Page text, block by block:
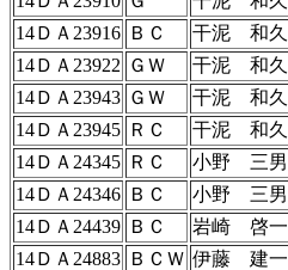
14ＤＡ23916 ＢＣ 干泥 和久
14ＤＡ23922 ＧＷ 干泥 和久
14ＤＡ23943 ＧＷ 干泥 和久
14ＤＡ23945 ＲＣ 干泥 和久
14ＤＡ24345 ＲＣ 小野 三男
14ＤＡ24346 ＢＣ 小野 三男
14ＤＡ24439 ＢＣ 岩崎 啓一
14ＤＡ24883 ＢＣＷ 伊藤 建一